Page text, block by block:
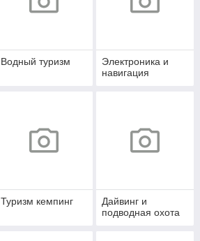
Водный туризм
Электроника и
навигация
Туризм кемпинг
Дайвинг и
подводная охота